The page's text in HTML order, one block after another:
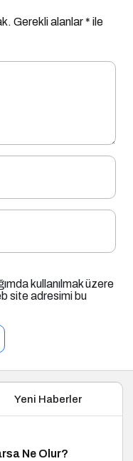
Gerekli alanlar* ile
kullanılmak üzere
site adresimi bu
Yeni Haberler
Ne Olur?